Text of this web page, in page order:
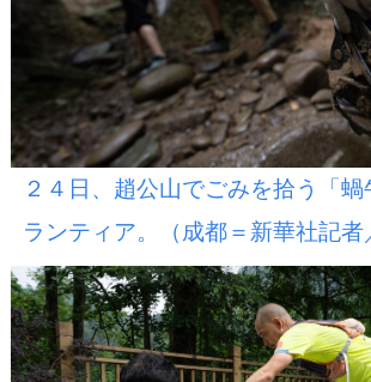
２４日、趙公山でごみを拾う「
ランティア。（成都＝新華社記者